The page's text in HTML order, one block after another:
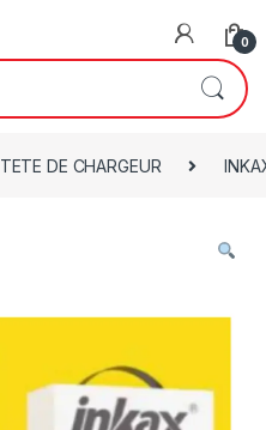
0
TETE DE CHARGEUR